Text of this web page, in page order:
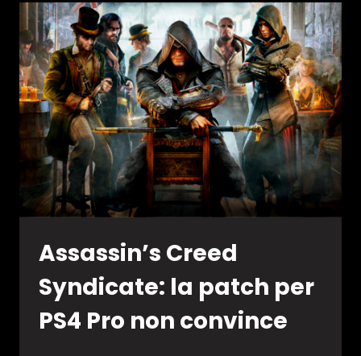
AI
SERVER
Assassin’s Creed
Syndicate: la patch per
PS4 Pro non convince